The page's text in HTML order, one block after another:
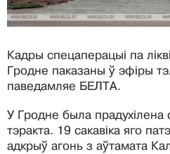
Кадры спецаперацыі па
Гродне паказаны ў эфіры
паведамляе БЕЛТА.
У Гродне была прадухілена
тэракта. 19 сакавіка яго
адкрыў агонь з аўтамата